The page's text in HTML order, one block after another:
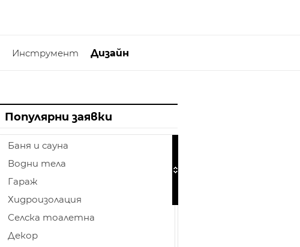
Инструмент Дизайн
Популярни заявки
Баня и сауна
Водни тела
Гараж
Хидроизолация
Селска тоалетна
Декор